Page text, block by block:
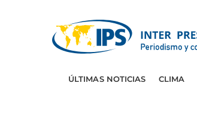
ÚLTIMAS NOTICIAS CLIMA